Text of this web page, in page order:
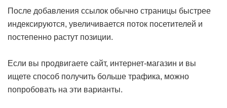
После добавления ссылок обычно страницы быстрее
индексируются, увеличивается поток посетителей и
постепенно растут позиции.
Если вы продвигаете сайт, интернет-магазин и вы
ищете способ получить больше трафика, можно
попробовать на эти варианты.